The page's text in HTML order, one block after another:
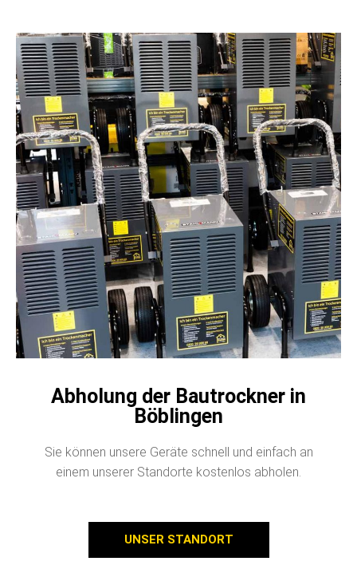
Abholung der Bautrockner in
Böblingen
Sie können unsere Geräte schnell und einfach an
einem unserer Standorte kostenlos abholen.
UNSER STANDORT